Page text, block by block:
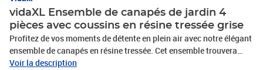
vidaXL Ensemble de canapés de jardin 4
pièces avec coussins en résine tressée grise
Profitez de vos moments de détente en plein air avec notre élégant
ensemble de canapés en résine tressée. Cet ensemble trouvera
parfaitement sa place dans les cours, au bord de la piscine, dans
Voir la description